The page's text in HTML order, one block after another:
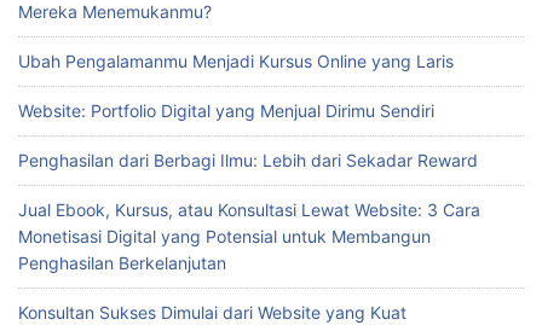
Mereka Menemukanmu?
Ubah Pengalamanmu Menjadi Kursus Online yang Laris
Website: Portfolio Digital yang Menjual Dirimu Sendiri
Penghasilan dari Berbagi Ilmu: Lebih dari Sekadar Reward
Jual Ebook, Kursus, atau Konsultasi Lewat Website: 3 Cara
Monetisasi Digital yang Potensial untuk Membangun
Penghasilan Berkelanjutan
Konsultan Sukses Dimulai dari Website yang Kuat